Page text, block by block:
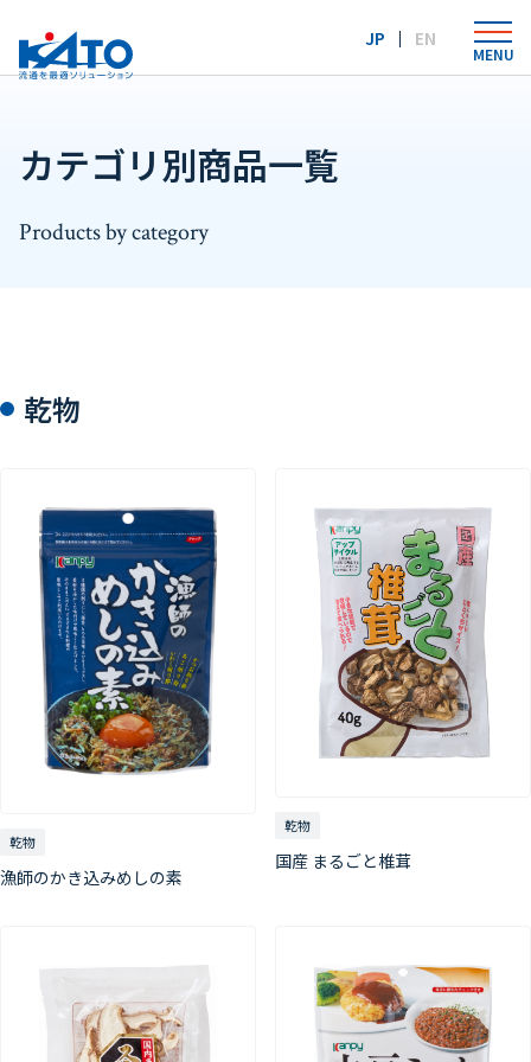
Language：
JP EN
MENU
カテゴリ別商品一覧
Products by category
乾物
乾物
漁師のかき込みめしの素
乾物
国産 まるごと椎茸